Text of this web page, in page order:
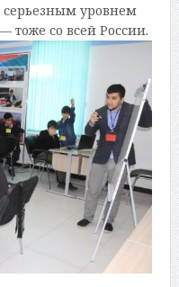
серьезным уровнем
тоже со всей России.